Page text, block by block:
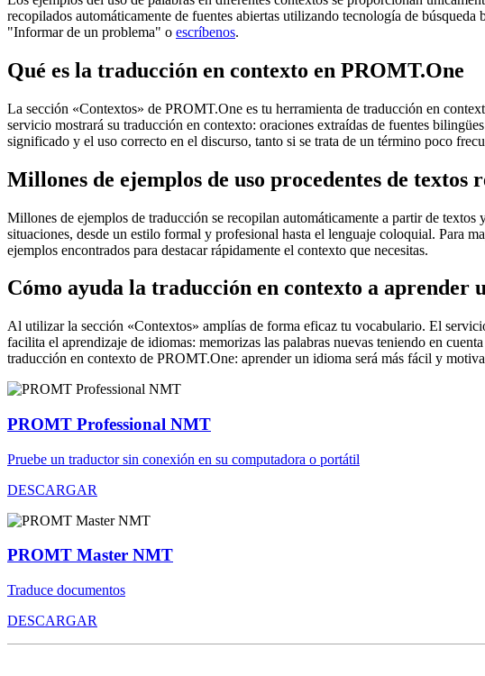
recopilados automáticamente de fuentes abiertas utilizando tecnología de
"Informar de un problema" o escríbenos.
Qué es la traducción en contexto en PROMT.One
La sección «Contextos» de PROMT.One es tu herramienta de traducción en
servicio mostrará su traducción en contexto: oraciones extraídas de fuentes
significado y el uso correcto en el discurso, tanto si se trata de un término poco
Millones de ejemplos de uso procedentes de textos
Millones de ejemplos de traducción se recopilan automáticamente a partir de
situaciones, desde un estilo formal y profesional hasta el lenguaje coloquial. Para
ejemplos encontrados para destacar rápidamente el contexto que necesitas.
Cómo ayuda la traducción en contexto a aprender
Al utilizar la sección «Contextos» amplías de forma eficaz tu vocabulario. El
facilita el aprendizaje de idiomas: memorizas las palabras nuevas teniendo en
traducción en contexto de PROMT.One: aprender un idioma será más fácil y
PROMT Professional NMT
Pruebe un traductor sin conexión en su computadora o portátil
DESCARGAR
PROMT Master NMT
Traduce documentos
DESCARGAR